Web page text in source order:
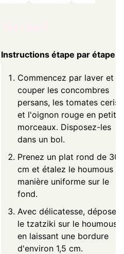
Instructions étape par étape
Commencez par laver et
couper les concombres
persans, les tomates
et l'oignon rouge en petits
morceaux. Disposez-les
dans un bol.
Prenez un plat rond de 30
cm et étalez le houmous
manière uniforme sur le
fond.
Avec délicatesse, déposez
le tzatziki sur le houmous
en laissant une bordure
d'environ 1,5 cm.